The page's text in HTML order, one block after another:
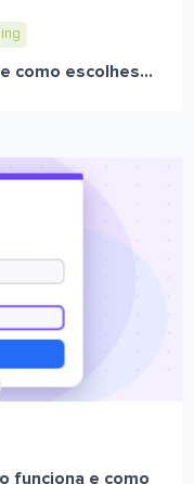
como escolhes...
funciona e como